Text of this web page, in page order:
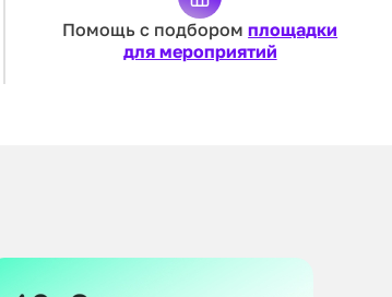
Помощь с подборомплощадки
для мероприятий